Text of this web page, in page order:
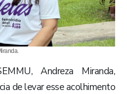
Andreza Miranda,
de levar esse acolhimento